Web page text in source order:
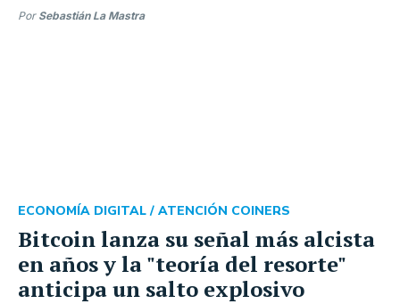
Por Sebastián La Mastra
Bitcoin lanza su señal más alcista
en años y la "teoría del resorte"
anticipa un salto explosivo
ECONOMÍA DIGITAL / ATENCIÓN COINERS